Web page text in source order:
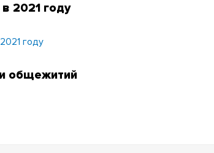
2021 году
году
общежитий